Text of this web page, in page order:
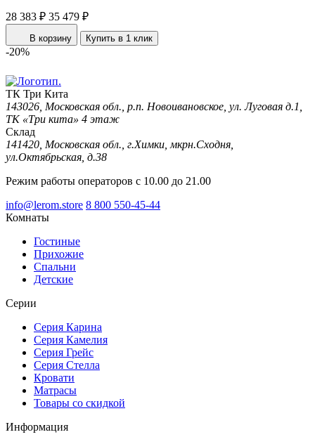
28 383 ₽ 35 479 ₽
В корзину Купить в 1 клик
-20%
ТК Три Кита
143026, Московская обл., р.п. Новоивановское, ул. Луговая д.1,
ТК «Три кита» 4 этаж
Склад
141420, Московская обл., г.Химки, мкрн.Сходня,
ул.Октябрьская, д.38
Режим работы операторов с 10.00 до 21.00
info@lerom.store 8 800 550-45-44
Комнаты
Гостиные
Прихожие
Спальни
Детские
Серии
Серия Карина
Серия Камелия
Серия Грейс
Серия Стелла
Кровати
Матрасы
Товары со скидкой
Информация